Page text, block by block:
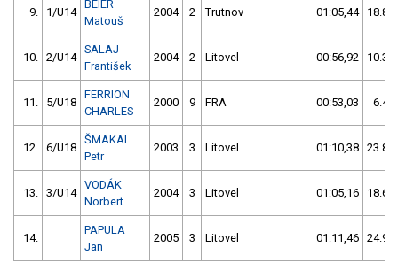
9. 1/U14
BEIER
Matouš
2004 2 Trutnov 01:05,44
10. 2/U14
SALAJ
František
2004 2 Litovel 00:56,92
11. 5/U18
FERRION
CHARLES
2000 9 FRA 00:53,03
12. 6/U18
ŠMAKAL
Petr
2003 3 Litovel 01:10,38
13. 3/U14
VODÁK
Norbert
2004 3 Litovel 01:05,16
14.
PAPULA
Jan
2005 3 Litovel 01:11,46